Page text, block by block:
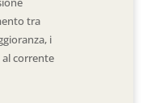
tra
i
corrente